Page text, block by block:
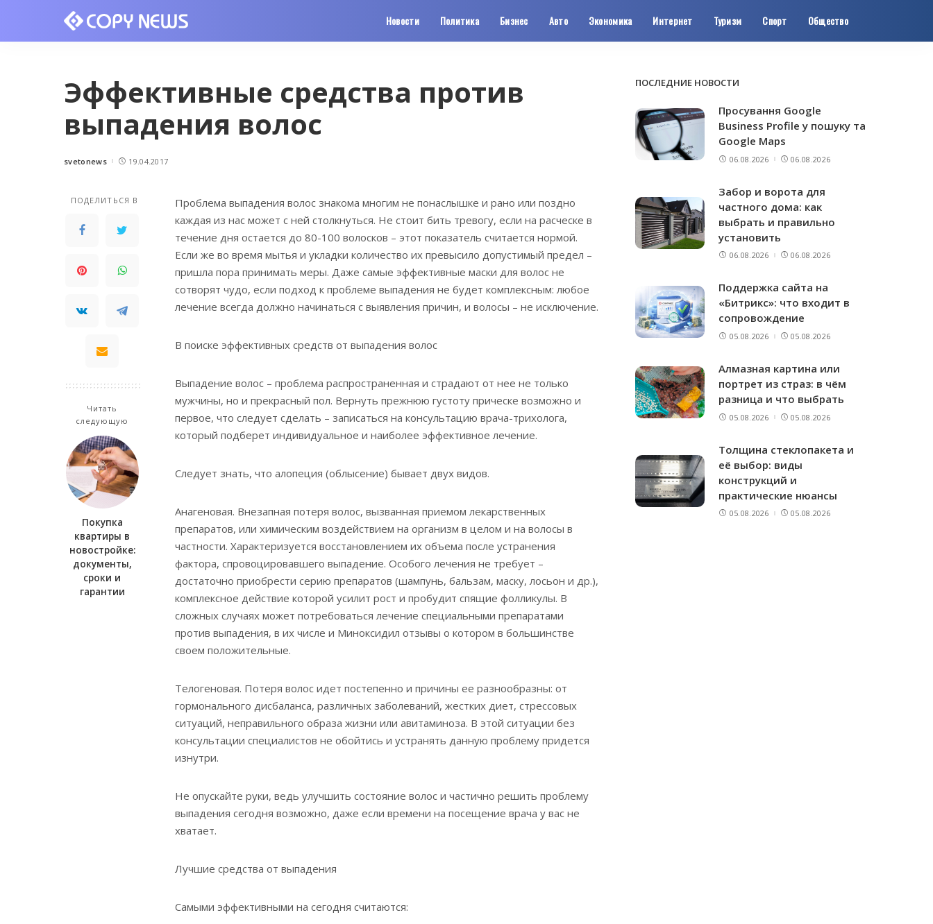
Новости Политика Бизнес Авто Экономика Интернет Туризм Спорт Общество
Эффективные средства против
выпадения волос
Posted
svetonews 19.04.2017
ПОДЕЛИТЬСЯ В
Читать
следующую
Покупка
квартиры в
новостройке:
документы,
сроки и
гарантии
Проблема выпадения волос знакома многим не понаслышке и рано или поздно
каждая из нас может с ней столкнуться. Не стоит бить тревогу, если на расческе в
течение дня остается до 80-100 волосков – этот показатель считается нормой.
Если же во время мытья и укладки количество их превысило допустимый предел –
пришла пора принимать меры. Даже самые эффективные маски для волос не
сотворят чудо, если подход к проблеме выпадения не будет комплексным: любое
лечение всегда должно начинаться с выявления причин, и волосы – не исключение.
В поиске эффективных средств от выпадения волос
Выпадение волос – проблема распространенная и страдают от нее не только
мужчины, но и прекрасный пол. Вернуть прежнюю густоту прическе возможно и
первое, что следует сделать – записаться на консультацию врача-трихолога,
который подберет индивидуальное и наиболее эффективное лечение.
Следует знать, что алопеция (облысение) бывает двух видов.
Анагеновая. Внезапная потеря волос, вызванная приемом лекарственных
препаратов, или химическим воздействием на организм в целом и на волосы в
частности. Характеризуется восстановлением их объема после устранения
фактора, спровоцировавшего выпадение. Особого лечения не требует –
достаточно приобрести серию препаратов (шампунь, бальзам, маску, лосьон и др.),
комплексное действие которой усилит рост и пробудит спящие фолликулы. В
сложных случаях может потребоваться лечение специальными препаратами
против выпадения, в их числе и Миноксидил отзывы о котором в большинстве
своем положительные.
Телогеновая. Потеря волос идет постепенно и причины ее разнообразны: от
гормонального дисбаланса, различных заболеваний, жестких диет, стрессовых
ситуаций, неправильного образа жизни или авитаминоза. В этой ситуации без
консультации специалистов не обойтись и устранять данную проблему придется
изнутри.
Не опускайте руки, ведь улучшить состояние волос и частично решить проблему
выпадения сегодня возможно, даже если времени на посещение врача у вас не
хватает.
Лучшие средства от выпадения
Самыми эффективными на сегодня считаются:
ПОСЛЕДНИЕ НОВОСТИ
Просування Google
Business Profile у пошуку та
Google Maps
06.08.2026 06.08.2026
Забор и ворота для
частного дома: как
выбрать и правильно
установить
06.08.2026 06.08.2026
Поддержка сайта на
«Битрикс»: что входит в
сопровождение
05.08.2026 05.08.2026
Алмазная картина или
портрет из страз: в чём
разница и что выбрать
05.08.2026 05.08.2026
Толщина стеклопакета и
её выбор: виды
конструкций и
практические нюансы
05.08.2026 05.08.2026